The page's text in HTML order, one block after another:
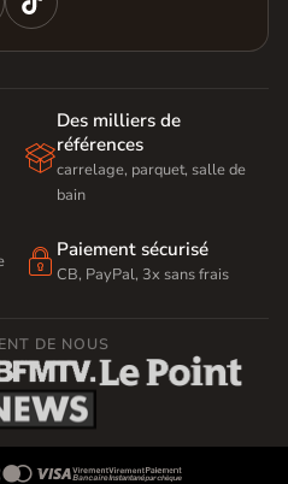

Des milliers de
références
carrelage, parquet, salle de
bain
 Paiement sécurisé
CB, PayPal, 3x sans frais
DE NOUS
